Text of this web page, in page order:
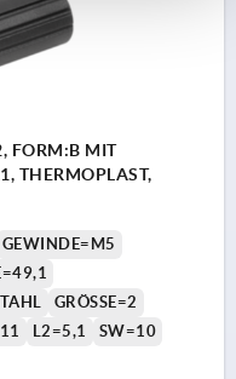
FORM:B MIT
THERMOPLAST,
GEWINDE=M5
GRÖSSE=2
L2=5,1 SW=10